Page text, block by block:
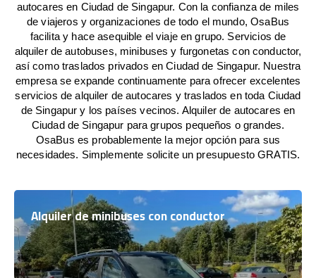
autocares en Ciudad de Singapur. Con la confianza de miles
de viajeros y organizaciones de todo el mundo, OsaBus
facilita y hace asequible el viaje en grupo. Servicios de
alquiler de autobuses, minibuses y furgonetas con conductor,
así como traslados privados en Ciudad de Singapur. Nuestra
empresa se expande continuamente para ofrecer excelentes
servicios de alquiler de autocares y traslados en toda Ciudad
de Singapur y los países vecinos. Alquiler de autocares en
Ciudad de Singapur para grupos pequeños o grandes.
OsaBus es probablemente la mejor opción para sus
necesidades. Simplemente solicite un presupuesto GRATIS.
Alquiler de minibuses con conductor